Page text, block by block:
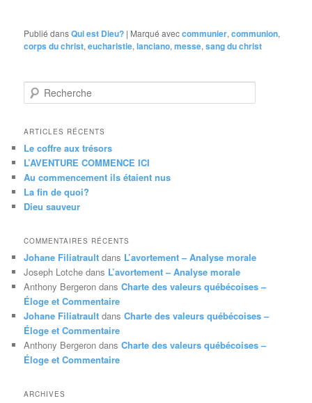
Publié dansQui est Dieu? | Marqué aveccommunier,communion,
corps du christ,eucharistie,lanciano,messe,sang du christ
e
h
r
c
h
e
ARTICLES RÉCENTS
Le coffre aux trésors
L’AVENTURE COMMENCE ICI
Au commencement ils étaient nus
La fin de quoi?
Dieu sauveur
COMMENTAIRES RÉCENTS
Johane Filiatrault dans L’avortement – Analyse morale
Joseph Lotche dans L’avortement – Analyse morale
Anthony Bergeron dansCharte des valeurs québécoises –
Éloge et Commentaire
Johane Filiatrault dansCharte des valeurs québécoises –
Éloge et Commentaire
Anthony Bergeron dansCharte des valeurs québécoises –
Éloge et Commentaire
ARCHIVES